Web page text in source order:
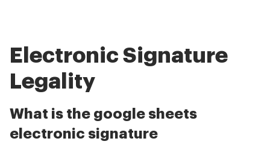
Electronic Signature
Legality
What is the google sheets
electronic signature